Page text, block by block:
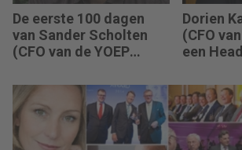
De eerste 100 dagen
van Sander Scholten
(CFO van de YOEP
sturing werkt pas echt
als mensen begrijpen
waarom keuzes nodig
zijn.”
Dorien
(CFO
een
worden.”